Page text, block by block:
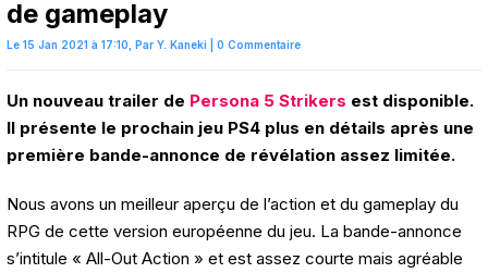
de gameplay
Le 15 Jan 2021 à 17:10, Par Y. Kaneki 0 Commentaire
Un nouveau trailer de Persona 5 Strikers est disponible.
Il présente le prochain jeu PS4 plus en détails après une
première bande-annonce de révélation assez limitée.
Nous avons un meilleur aperçu de l’action et du gameplay du
RPG de cette version européenne du jeu. La bande-annonce
s’intitule « All-Out Action » et est assez courte mais agréable